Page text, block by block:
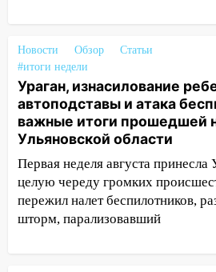
пропал 67-летний
08:11
На Ульяновск
непогода
07:30 Евро-3 вместо
означают классы
заливать «старое»
современные
06:30
Какая погода
области днем 9 августа
Новости Обзор
Статьи
#итоги недели
Ураган, изнасилование
автоподставы и атака
важные итоги прошедшей
Ульяновской области
Первая неделя августа принесла
целую череду громких
пережил налет беспилотников,
шторм, парализовавший